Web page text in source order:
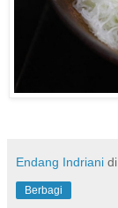
Endang Indriani di
Berbagi